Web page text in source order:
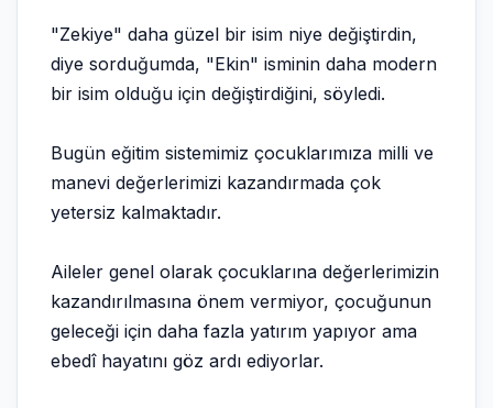
"Zekiye" daha güzel bir isim niye değiştirdin,
diye sorduğumda, "Ekin" isminin daha modern
bir isim olduğu için değiştirdiğini, söyledi.
Bugün eğitim sistemimiz çocuklarımıza milli ve
manevi değerlerimizi kazandırmada çok
yetersiz kalmaktadır.
Aileler genel olarak çocuklarına değerlerimizin
kazandırılmasına önem vermiyor, çocuğunun
geleceği için daha fazla yatırım yapıyor ama
ebedî hayatını göz ardı ediyorlar.